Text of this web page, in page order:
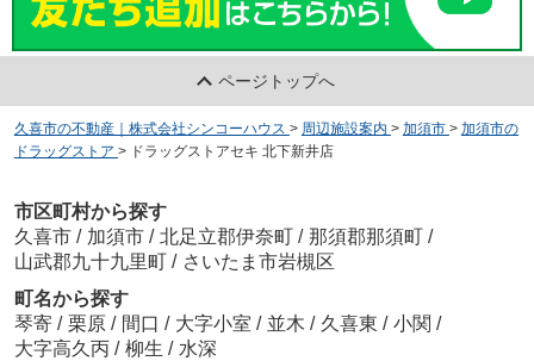
ページトップへ
久喜市の不動産｜株式会社シンコーハウス > 周辺施設案内 > 加須市 > 加須市の
ドラッグストア > ドラッグストアセキ 北下新井店
市区町村から探す
久喜市 / 加須市 / 北足立郡伊奈町 / 那須郡那須町 /
山武郡九十九里町 / さいたま市岩槻区
町名から探す
琴寄 / 栗原 / 間口 / 大字小室 / 並木 / 久喜東 / 小関 /
大字高久丙 / 柳生 / 水深